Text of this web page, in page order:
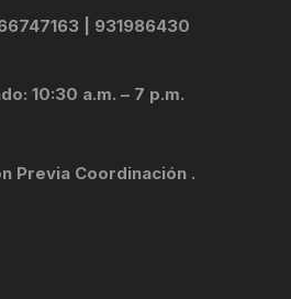
| 931986430
10:30 a.m. – 7 p.m.
Previa Coordinación .